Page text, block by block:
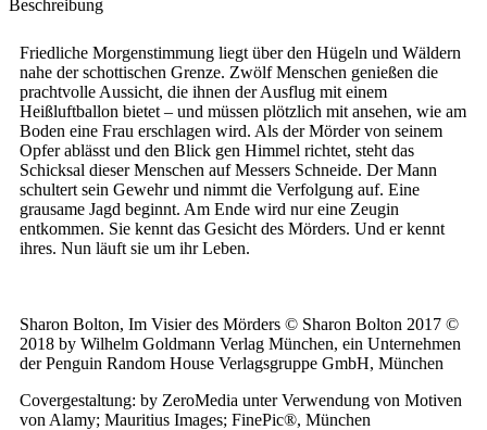
Beschreibung
Friedliche Morgenstimmung liegt über den Hügeln und Wäldern
nahe der schottischen Grenze. Zwölf Menschen genießen die
prachtvolle Aussicht, die ihnen der Ausflug mit einem
Heißluftballon bietet – und müssen plötzlich mit ansehen, wie am
Boden eine Frau erschlagen wird. Als der Mörder von seinem
Opfer ablässt und den Blick gen Himmel richtet, steht das
Schicksal dieser Menschen auf Messers Schneide. Der Mann
schultert sein Gewehr und nimmt die Verfolgung auf. Eine
grausame Jagd beginnt. Am Ende wird nur eine Zeugin
entkommen. Sie kennt das Gesicht des Mörders. Und er kennt
ihres. Nun läuft sie um ihr Leben.
Sharon Bolton, Im Visier des Mörders © Sharon Bolton 2017 ©
2018 by Wilhelm Goldmann Verlag München, ein Unternehmen
der Penguin Random House Verlagsgruppe GmbH, München
Covergestaltung: by ZeroMedia unter Verwendung von Motiven
von Alamy; Mauritius Images; FinePic®, München